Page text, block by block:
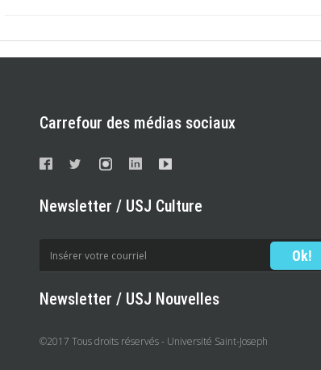
Carrefour des médias sociaux
Newsletter / USJ Culture
Newsletter / USJ Nouvelles
©2017 Tous droits réservés - Université Saint-Joseph